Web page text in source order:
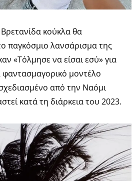
κούκλα θα
παγκόσμιο λανσάρισμα της
«Τόλμησε να είσαι εσύ» για
μοντέλο
από την Ναόμι
κατά τη διάρκεια του 2023.